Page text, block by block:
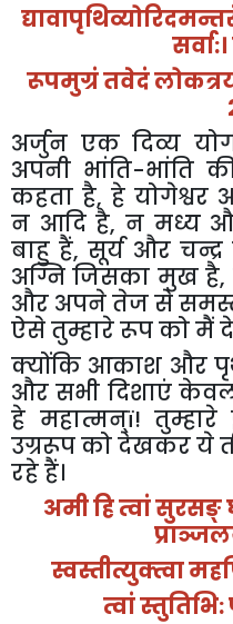
रूपमुग्रं तवेदं
अर्जुन एक दिव्य
अपनी भांति-भांति
कहता है, हे
न आदि है,न मध्य
बाहु हैं, सूर्य और
अग्नि जिसका मुख है,
और अपने तेज से
ऐसे तुम्हारे रूप को मैं
क्योंकि आकाश और
और सभी दिशाएं केवल
हे महात्मन्ï!
उग्ररूप को देखकर ये
रहे हैं।
अमी हि त्वां सुरसङ्
स्वस्तीत्युक्त्वा
त्वां स्तुतिभि: